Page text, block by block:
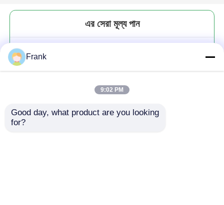
এর সেরা মূল্য পান
Frank
9:02 PM
Good day, what product are you looking
for?